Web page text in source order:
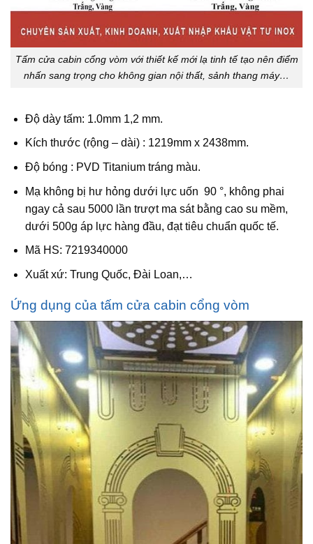
Tấm cửa cabin cổng vòm với thiết kế mới lạ tinh tế tạo nên điểm
nhấn sang trọng cho không gian nội thất, sảnh thang máy…
Độ dày tấm: 1.0mm 1,2 mm.
Kích thước (rộng – dài) : 1219mm x 2438mm.
Độ bóng : PVD Titanium tráng màu.
Mạ không bị hư hỏng dưới lực uốn 90 °, không phai
ngay cả sau 5000 lần trượt ma sát bằng cao su mềm,
dưới 500g áp lực hàng đầu, đạt tiêu chuẩn quốc tế.
Mã HS: 7219340000
Xuất xứ: Trung Quốc, Đài Loan,…
Ứng dụng của tấm cửa cabin cổng vòm